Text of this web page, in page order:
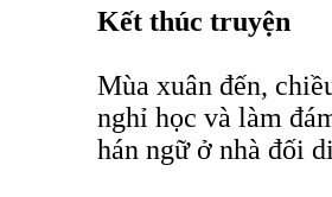
Kết thúc truyện
Mùa xuân đến,
nghỉ học và làm
hán ngữ ở nhà đối